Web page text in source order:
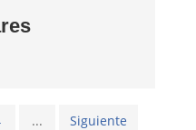
... Siguiente